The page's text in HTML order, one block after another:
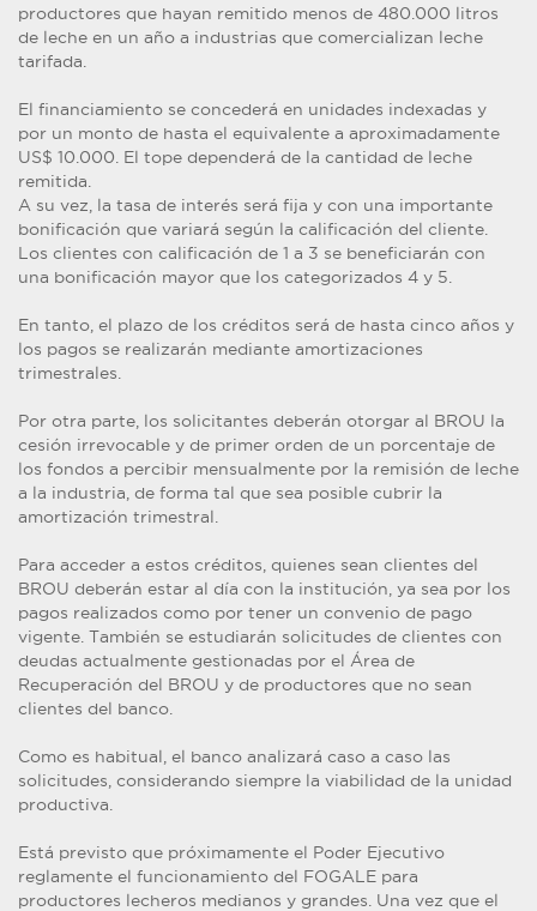
productores que hayan remitido menos de 480.000 litros
de leche en un año a industrias que comercializan leche
tarifada.
El financiamiento se concederá en unidades indexadas y
por un monto de hasta el equivalente a aproximadamente
US$ 10.000. El tope dependerá de la cantidad de leche
remitida.
A su vez, la tasa de interés será fija y con una importante
bonificación que variará según la calificación del cliente.
Los clientes con calificación de 1 a 3 se beneficiarán con
una bonificación mayor que los categorizados 4 y 5.
En tanto, el plazo de los créditos será de hasta cinco años y
los pagos se realizarán mediante amortizaciones
trimestrales.
Por otra parte, los solicitantes deberán otorgar al BROU la
cesión irrevocable y de primer orden de un porcentaje de
los fondos a percibir mensualmente por la remisión de leche
a la industria, de forma tal que sea posible cubrir la
amortización trimestral.
Para acceder a estos créditos, quienes sean clientes del
BROU deberán estar al día con la institución, ya sea por los
pagos realizados como por tener un convenio de pago
vigente. También se estudiarán solicitudes de clientes con
deudas actualmente gestionadas por el Área de
Recuperación del BROU y de productores que no sean
clientes del banco.
Como es habitual, el banco analizará caso a caso las
solicitudes, considerando siempre la viabilidad de la unidad
productiva.
Está previsto que próximamente el Poder Ejecutivo
reglamente el funcionamiento del FOGALE para
productores lecheros medianos y grandes. Una vez que el